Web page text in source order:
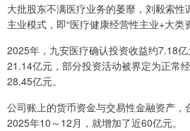
大批股东不满医疗业务的萎靡，刘毅索性
主业模式，即“医疗健康经营性主业+大类
2025年，九安医疗确认投资收益约7.18
21.14亿元，部分投资活动被界定为正常
28.45亿元。
公司账上的货币资金与交易性金融资产，
2025年10～12月，就增加了近60亿元。